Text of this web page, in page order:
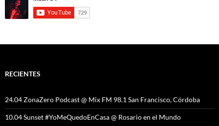
RECIENTES
24.04 ZonaZero Podcast @ Mix FM 98.1 San Francisco, Córdoba
10.04 Sunset #YoMeQuedoEnCasa @ Rosario en el Mundo